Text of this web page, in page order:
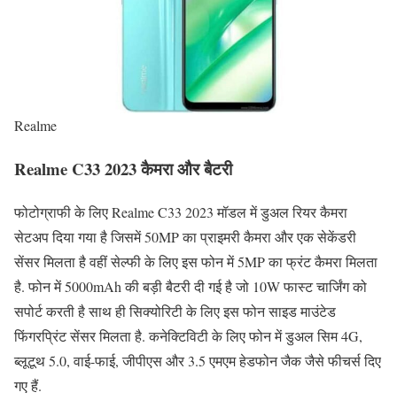
Realme
Realme C33 2023 कैमरा और बैटरी
फोटोग्राफी के लिए Realme C33 2023 मॉडल में डुअल रियर कैमरा
सेटअप दिया गया है जिसमें 50MP का प्राइमरी कैमरा और एक सेकेंडरी
सेंसर मिलता है वहीं सेल्फी के लिए इस फोन में 5MP का फ्रंट कैमरा मिलता
है. फोन में 5000mAh की बड़ी बैटरी दी गई है जो 10W फास्ट चार्जिंग को
सपोर्ट करती है साथ ही सिक्योरिटी के लिए इस फोन साइड माउंटेड
फिंगरप्रिंट सेंसर मिलता है. कनेक्टिविटी के लिए फोन में डुअल सिम 4G,
ब्लूटूथ 5.0, वाई-फाई, जीपीएस और 3.5 एमएम हेडफोन जैक जैसे फीचर्स दिए
गए हैं.